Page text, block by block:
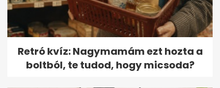
Retró kvíz: Nagymamám ezt hozta a
boltból, te tudod, hogy micsoda?